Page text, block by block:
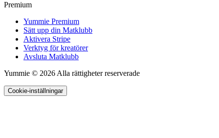
Premium
Yummie Premium
Sätt upp din Matklubb
Aktivera Stripe
Verktyg för kreatörer
Avsluta Matklubb
Yummie © 2026 Alla rättigheter reserverade
Cookie-inställningar